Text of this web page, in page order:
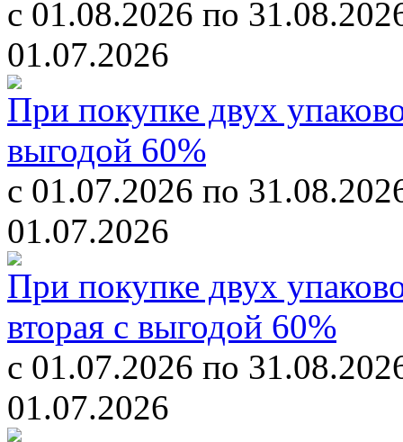
с 01.08.2026 по
01.07.2026
При покупке двух
выгодой 60%
с 01.07.2026 по
01.07.2026
При покупке двух
вторая с выгодой 60%
с 01.07.2026 по
01.07.2026